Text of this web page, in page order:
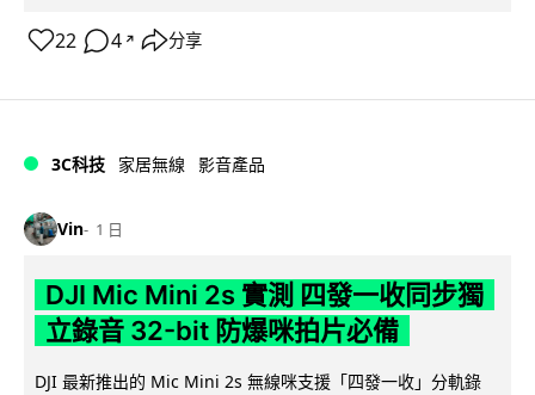
22 4 ↗ 分享
3C科技 家居無線 影音產品
Vin 1 日
DJI Mic Mini 2s 實測 四發一收同步獨
立錄音 32-bit 防爆咪拍片必備
DJI 最新推出的 Mic Mini 2s 無線咪支援「四發一收」分軌錄